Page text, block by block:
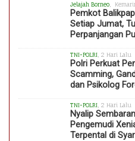
Jelajah Borneo ,
Pemkot
Setiap Jumat,
Perpanjangan
TNI-POLRI , 2 Hari Lalu
Polri Perkuat
Scamming,
dan Psikolog
TNI-POLRI , 2 Hari Lalu
Nyalip
Pengemudi
Terpental di